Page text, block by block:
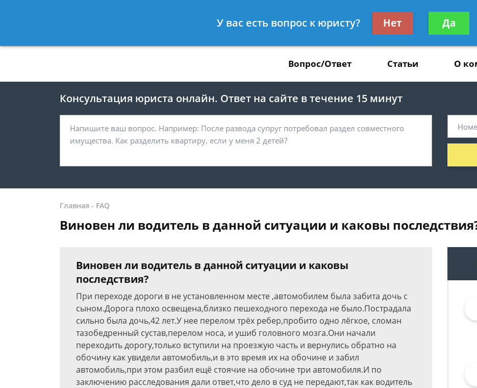
8 812 467-39-37
Получите консультацию
бесплатно
Вопрос/Ответ Статьи О
Консультация юриста онлайн. Ответ на сайте в течение 15 минут
Главная - FAQ
Виновен ли водитель в данной ситуации и каковы
Виновен ли водитель в данной ситуации и каковы
последствия?
При переходе дороги в не установленном месте ,автомобилем была забита дочь с
сыном.Дорога плохо освещена,близко пешеходного перехода не было.Пострадала
сильно была дочь,42 лет.У нее перелом трёх ребер,пробито одно лёгкое, сломан
тазобедренный сустав,перелом носа, и ушиб головного мозга.Они начали
переходить дорогу,только вступили на проезжую часть и вернулись обратно на
обочину как увидели автомобиль,и в это время их на обочине и забил
автомобиль,при этом разбил ещё стоячие на обочине три автомобиля.И по
заключению расследования дали ответ,что дело в суд не передают,так как водитель
У вас есть вопрос к юристу? Нет Да